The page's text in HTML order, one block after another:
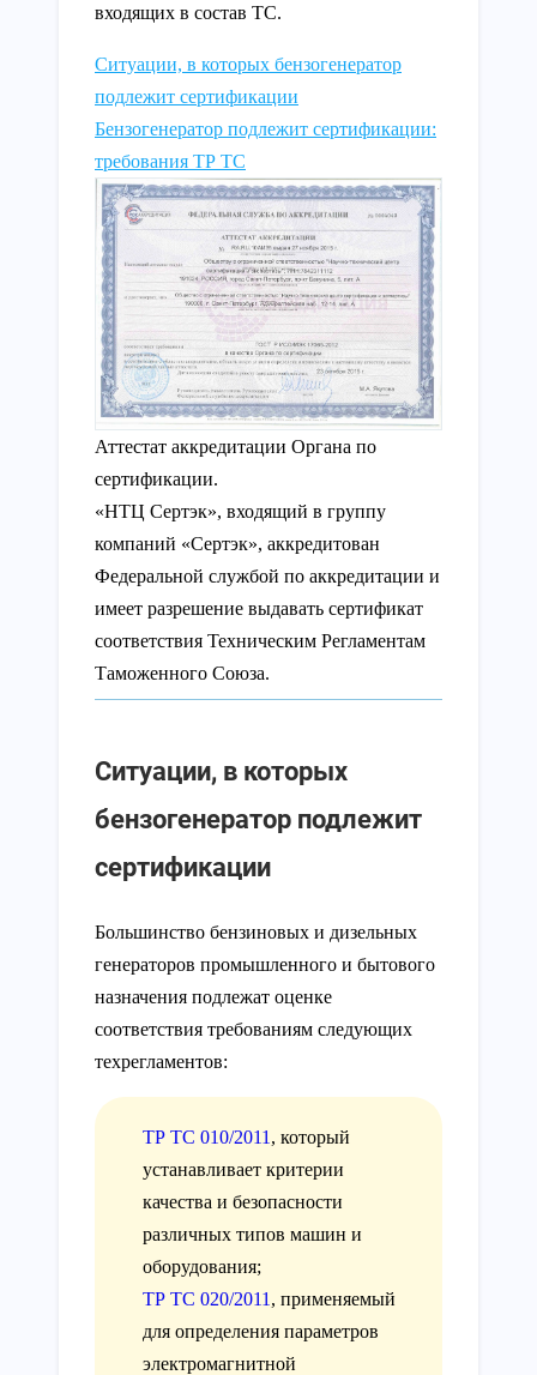
входящих в состав ТС.
Ситуации, в которых бензогенератор
подлежит сертификации
Бензогенератор подлежит сертификации:
требования ТР ТС
Аттестат аккредитации Органа по
сертификации.
«НТЦ Сертэк», входящий в группу
компаний «Сертэк», аккредитован
Федеральной службой по аккредитации и
имеет разрешение выдавать сертификат
соответствия Техническим Регламентам
Таможенного Союза.
Ситуации, в которых
бензогенератор подлежит
сертификации
Большинство бензиновых и дизельных
генераторов промышленного и бытового
назначения подлежат оценке
соответствия требованиям следующих
техрегламентов:
ТР ТС 010/2011 , который
устанавливает критерии
качества и безопасности
различных типов машин и
оборудования;
ТР ТС 020/2011 , применяемый
для определения параметров
электромагнитной